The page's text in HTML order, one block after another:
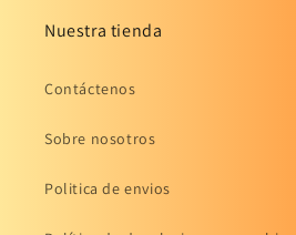
Nuestra tienda
Contáctenos
Sobre nosotros
Politica de envios